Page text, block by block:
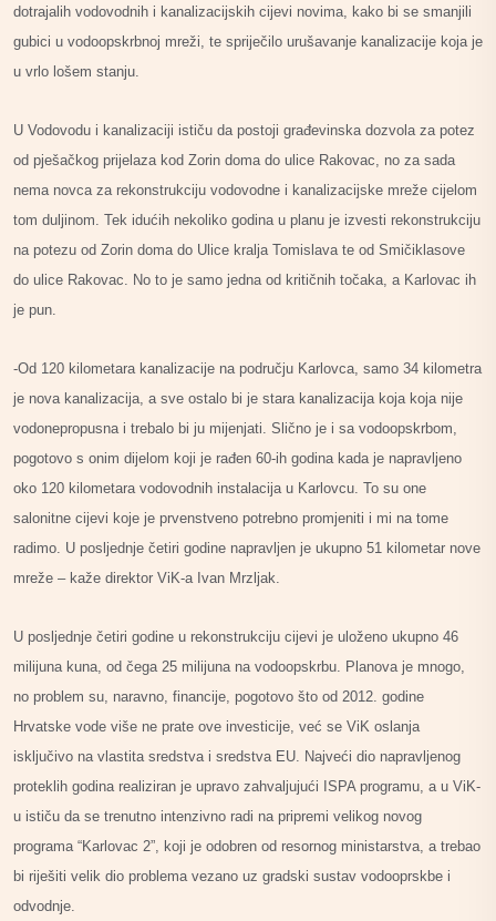
dotrajalih vodovodnih i kanalizacijskih cijevi novima, kako bi se smanjili
gubici u vodoopskrbnoj mreži, te spriječilo urušavanje kanalizacije koja je
u vrlo lošem stanju.
U Vodovodu i kanalizaciji ističu da postoji građevinska dozvola za potez
od pješačkog prijelaza kod Zorin doma do ulice Rakovac, no za sada
nema novca za rekonstrukciju vodovodne i kanalizacijske mreže cijelom
tom duljinom. Tek idućih nekoliko godina u planu je izvesti rekonstrukciju
na potezu od Zorin doma do Ulice kralja Tomislava te od Smičiklasove
do ulice Rakovac. No to je samo jedna od kritičnih točaka, a Karlovac ih
je pun.
-Od 120 kilometara kanalizacije na području Karlovca, samo 34 kilometra
je nova kanalizacija, a sve ostalo bi je stara kanalizacija koja koja nije
vodonepropusna i trebalo bi ju mijenjati. Slično je i sa vodoopskrbom,
pogotovo s onim dijelom koji je rađen 60-ih godina kada je napravljeno
oko 120 kilometara vodovodnih instalacija u Karlovcu. To su one
salonitne cijevi koje je prvenstveno potrebno promjeniti i mi na tome
radimo. U posljednje četiri godine napravljen je ukupno 51 kilometar nove
mreže – kaže direktor ViK-a Ivan Mrzljak.
U posljednje četiri godine u rekonstrukciju cijevi je uloženo ukupno 46
milijuna kuna, od čega 25 milijuna na vodoopskrbu. Planova je mnogo,
no problem su, naravno, financije, pogotovo što od 2012. godine
Hrvatske vode više ne prate ove investicije, već se ViK oslanja
isključivo na vlastita sredstva i sredstva EU. Najveći dio napravljenog
proteklih godina realiziran je upravo zahvaljujući ISPA programu, a u ViK-
u ističu da se trenutno intenzivno radi na pripremi velikog novog
programa “Karlovac 2”, koji je odobren od resornog ministarstva, a trebao
bi riješiti velik dio problema vezano uz gradski sustav vodooprskbe i
odvodnje.